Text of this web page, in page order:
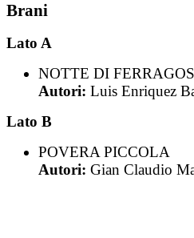
Brani
Lato A
NOTTE DI
Autori: Luis Enriquez
Lato B
POVERA PICCOLA
Autori: Gian Claudio